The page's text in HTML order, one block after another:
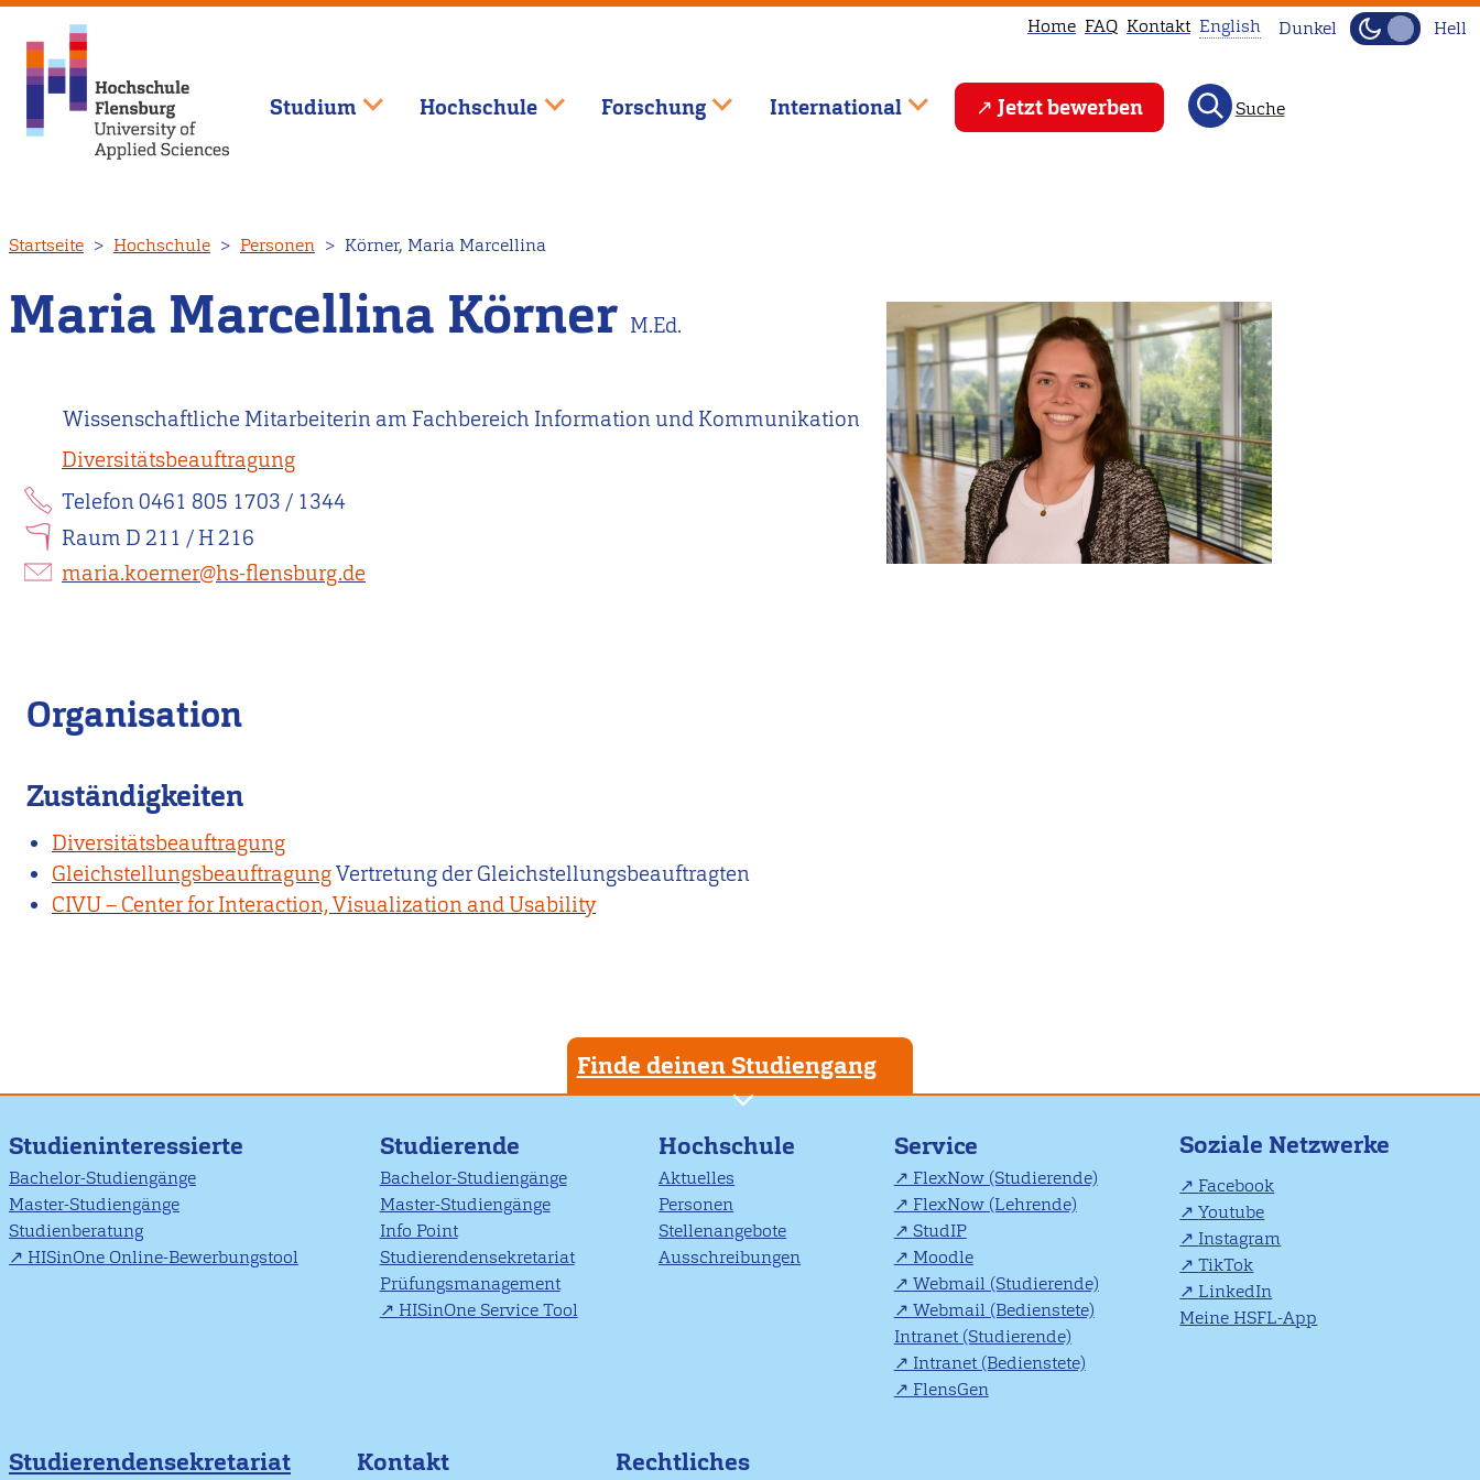
zum
Inhalt
Home FAQ Kontakt
This
page
Head
to
our
English
main
page
instead.
English Dunkel Hell
Studium Hochschule Forschung International Jetzt bewerben Suche
Startseite Hochschule Personen Körner, Maria Marcellina
Maria Marcellina Körner M.Ed.
Wissenschaftliche Mitarbeiterin am Fachbereich Information und Kommunikation
Diversitätsbeauftragung
Telefon 0461 805 1703 / 1344
Raum D 211 / H 216
maria.koerner@hs-flensburg.de
Organisation
Zuständigkeiten
Diversitätsbeauftragung
GleichstellungsbeauftragungVertretung der Gleichstellungsbeauftragten
CIVU – Center for Interaction, Visualization and Usability
Finde deinen Studiengang
Studieninteressierte
Bachelor-Studiengänge
Master-Studiengänge
Studienberatung
HISinOne Online-Bewerbungstool
Studierende
Bachelor-Studiengänge
Master-Studiengänge
Info Point
Studierendensekretariat
Prüfungsmanagement
HISinOne Service Tool
Hochschule
Aktuelles
Personen
Stellenangebote
Ausschreibungen
Service
FlexNow (Studierende)
FlexNow (Lehrende)
StudIP
Moodle
Webmail (Studierende)
Webmail (Bedienstete)
Intranet (Studierende)
Intranet (Bedienstete)
FlensGen
Soziale Netzwerke
Facebook
Youtube
Instagram
TikTok
LinkedIn
Meine HSFL-App
Studierendensekretariat Kontakt Rechtliches